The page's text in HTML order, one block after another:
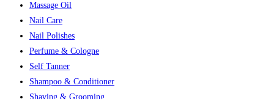
Massage Oil
Nail Care
Nail Polishes
Perfume & Cologne
Self Tanner
Shampoo & Conditioner
Shaving & Grooming